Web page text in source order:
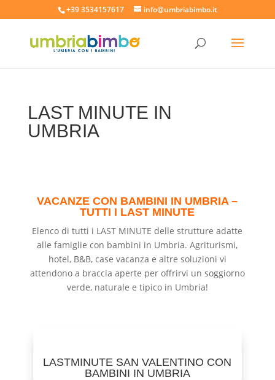
+39 3534157617 info@umbriabimbo.it
LAST MINUTE IN
UMBRIA
VACANZE CON BAMBINI IN UMBRIA –
TUTTI I LAST MINUTE
Elenco di tutti i LAST MINUTE delle strutture adatte
alle famiglie con bambini in Umbria. Agriturismi,
hotel, B&B, case vacanza e altre soluzioni vi
attendono a braccia aperte per offrirvi un soggiorno
verde, naturale e tipico in Umbria!
LASTMINUTE SAN VALENTINO CON
BAMBINI IN UMBRIA